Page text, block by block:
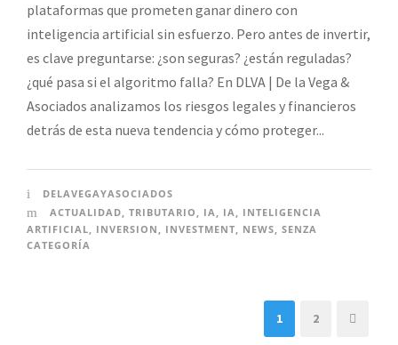
plataformas que prometen ganar dinero con
inteligencia artificial sin esfuerzo. Pero antes de invertir,
es clave preguntarse: ¿son seguras? ¿están reguladas?
¿qué pasa si el algoritmo falla? En DLVA | De la Vega &
Asociados analizamos los riesgos legales y financieros
detrás de esta nueva tendencia y cómo proteger...
DELAVEGAYASOCIADOS
ACTUALIDAD, TRIBUTARIO , IA, IA, INTELIGENCIA
ARTIFICIAL, INVERSION , INVESTMENT, NEWS, SENZA
CATEGORÍA
1 2